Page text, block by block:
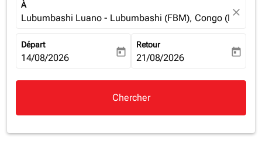
À
Lubumbashi Luano - Lubumbashi (FBM), Congo (Dem.
close
Départ
fc-booking-departure-date-aria-label
14/08/2026 today
Retour
fc-booking-return-date-aria-
21/08/2026 today
Chercher